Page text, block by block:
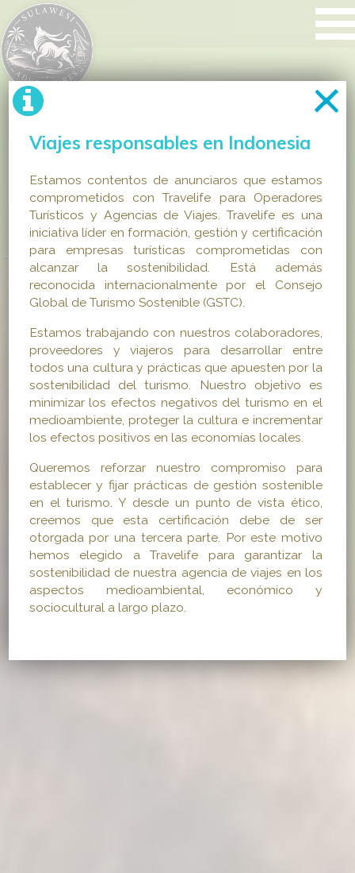
Viajes responsables en Indonesia
Estamos contentos de anunciaros que estamos
comprometidos con Travelife para Operadores
Turísticos y Agencias de Viajes. Travelife es una
iniciativa líder en formación, gestión y certificación
para empresas turísticas comprometidas con
alcanzar la sostenibilidad. Está además
reconocida internacionalmente por el Consejo
Global de Turismo Sostenible (GSTC).
Estamos trabajando con nuestros colaboradores,
proveedores y viajeros para desarrollar entre
todos una cultura y prácticas que apuesten por la
sostenibilidad del turismo. Nuestro objetivo es
minimizar los efectos negativos del turismo en el
medioambiente, proteger la cultura e incrementar
los efectos positivos en las economías locales.
Queremos reforzar nuestro compromiso para
establecer y fijar prácticas de gestión sostenible
en el turismo. Y desde un punto de vista ético,
creemos que esta certificación debe de ser
otorgada por una tercera parte. Por este motivo
hemos elegido a Travelife para garantizar la
sostenibilidad de nuestra agencia de viajes en los
aspectos medioambiental, económico y
sociocultural a largo plazo.